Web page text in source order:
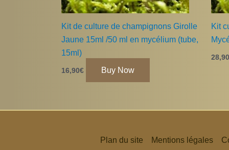
Kit de culture de champignons Girolle
Jaune 15ml /50 ml en mycélium (tube,
15ml)
16,90€ Buy Now
Kit
28,90
Plan du site Mentions légales